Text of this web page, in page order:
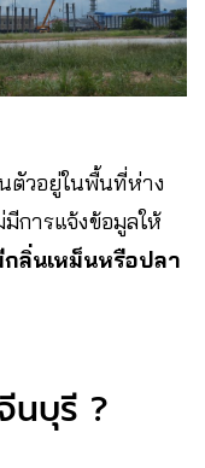
ตัวอยู่ในพื้นที่ห่าง
การแจ้งข้อมูลให้
ลิ่นเหม็นหรือปลา
นบุรี ?